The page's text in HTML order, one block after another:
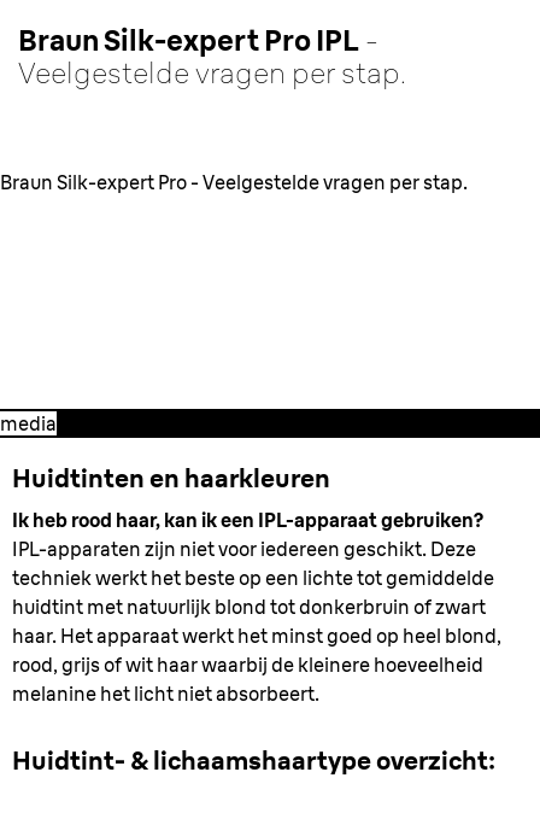
Braun Silk-expert Pro IPL -
Veelgestelde vragen per stap.
Braun Silk-expert Pro - Veelgestelde vragen per stap.
media
Huidtinten en haarkleuren
Ik heb rood haar, kan ik een IPL-apparaat gebruiken?
IPL-apparaten zijn niet voor iedereen geschikt. Deze
techniek werkt het beste op een lichte tot gemiddelde
huidtint met natuurlijk blond tot donkerbruin of zwart
haar. Het apparaat werkt het minst goed op heel blond,
rood, grijs of wit haar waarbij de kleinere hoeveelheid
melanine het licht niet absorbeert.
Huidtint- & lichaamshaartype overzicht: